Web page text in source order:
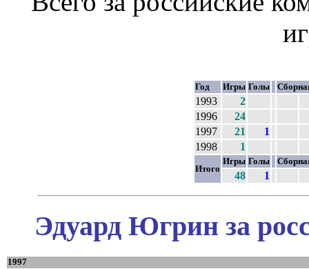
Год Игры Голы
1993
2
1996
24
1997
21
1
1998
1
Итого
Игры Голы
48 1
Эдуард Югрин за
1997